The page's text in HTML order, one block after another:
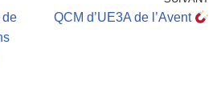
de
QCM d’UE3A de l’Avent